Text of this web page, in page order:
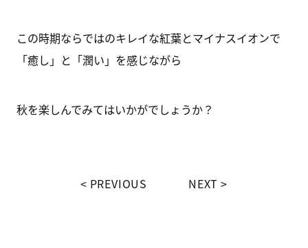
この時期ならではのキレイな紅葉とマイナスイオンで
「癒し」と「潤い」を感じながら
秋を楽しんでみてはいかがでしょうか？
PREVIOUS NEXT